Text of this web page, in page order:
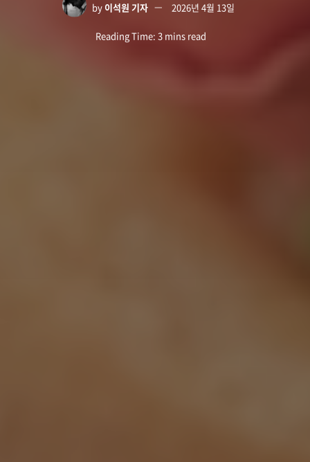
by 이석원 기자 2026년 4월 13일
Reading Time: 3 mins read